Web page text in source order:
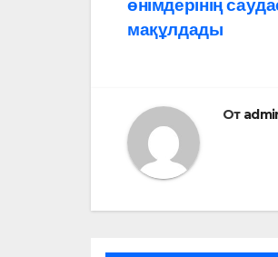
по
өнімдерінің
мақұлдады
От